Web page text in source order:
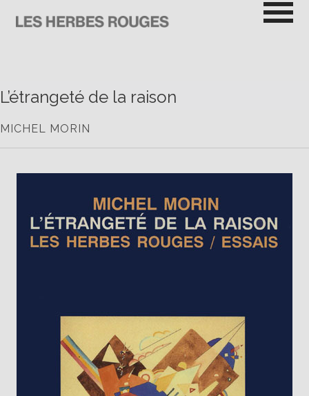
contenu
L’étrangeté de la raison
MICHEL MORIN